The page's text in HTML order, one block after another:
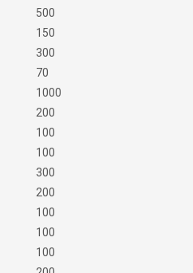
500
150
300
70
1000
200
100
100
300
200
100
100
100